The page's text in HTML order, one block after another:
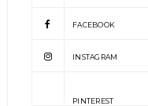
FACEBOOK
INSTAGRAM
PINTEREST